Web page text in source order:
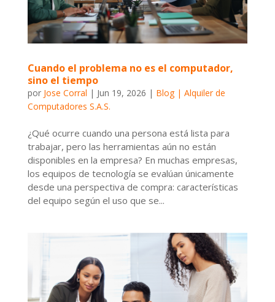
Cuando el problema no es el computador,
sino el tiempo
por Jose Corral | Jun 19, 2026 | Blog | Alquiler de
Computadores S.A.S.
¿Qué ocurre cuando una persona está lista para
trabajar, pero las herramientas aún no están
disponibles en la empresa? En muchas empresas,
los equipos de tecnología se evalúan únicamente
desde una perspectiva de compra: características
del equipo según el uso que se...